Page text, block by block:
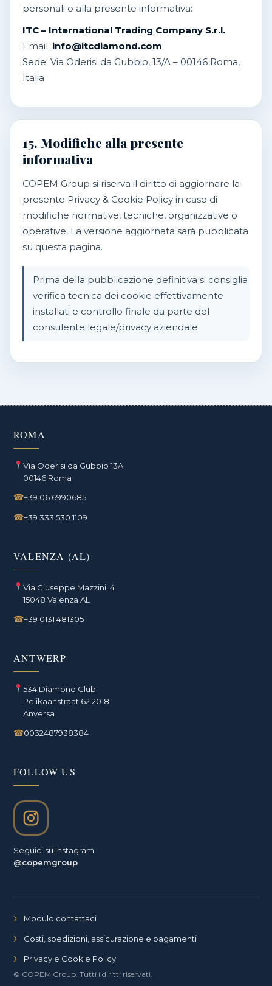
personali o alla presente informativa:
ITC – International Trading Company S.r.l.
Email: info@itcdiamond.com
Sede: Via Oderisi da Gubbio, 13/A – 00146 Roma,
Italia
15. Modifiche alla presente
informativa
COPEM Group si riserva il diritto di aggiornare la
presente Privacy & Cookie Policy in caso di
modifiche normative, tecniche, organizzative o
operative. La versione aggiornata sarà pubblicata
su questa pagina.
Prima della pubblicazione definitiva si consiglia
verifica tecnica dei cookie effettivamente
installati e controllo finale da parte del
consulente legale/privacy aziendale.
ROMA
Via Oderisi da Gubbio 13A
00146 Roma
☎+39 06 6990685
☎+39 333 530 1109
VALENZA (AL)
Via Giuseppe Mazzini, 4
15048 Valenza AL
☎+39 0131 481305
ANTWERP
534 Diamond Club
Pelikaanstraat 62 2018
Anversa
☎0032487938384
FOLLOW US
Seguici su Instagram
@copemgroup
Modulo contattaci
Costi, spedizioni, assicurazione e pagamenti
Privacy e Cookie Policy
© COPEM Group. Tutti i diritti riservati.